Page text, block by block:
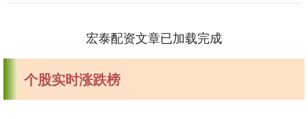
宏泰配资文章已加载完成
个股实时涨跌榜